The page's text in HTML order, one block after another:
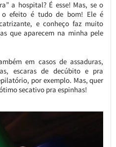
a hospital? É esse! Mas, se o
efeito é tudo de bom! Ele é
e conheço faz muito
que aparecem na minha pele
em casos de assaduras,
escaras de decúbito e pra
por exemplo. Mas, quer
secativo pra espinhas!